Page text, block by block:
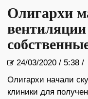
Олигархи
24/03/2020/ 5:38 /
Олигархи начали
клиники для